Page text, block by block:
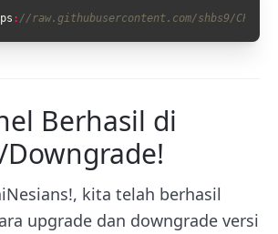
: //raw.githubusercontent.com/shbs9/
Berhasil di
kita telah berhasil
upgrade dan downgrade versi